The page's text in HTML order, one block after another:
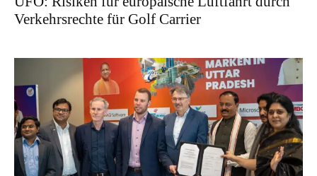
Verkehrsrechte für Golf Carrier